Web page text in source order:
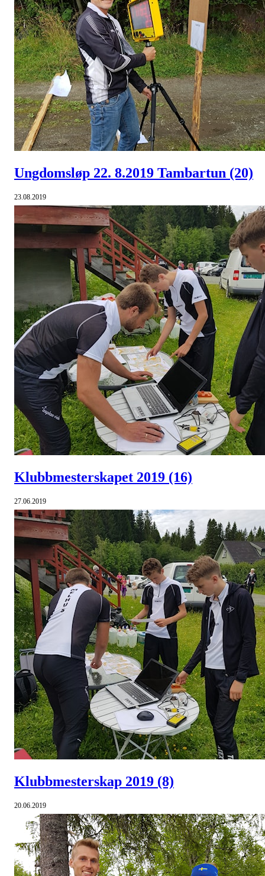
Ungdomsløp 22. 8.2019 Tambartun (20)
23.08.2019
Klubbmesterskapet 2019 (16)
27.06.2019
Klubbmesterskap 2019 (8)
20.06.2019